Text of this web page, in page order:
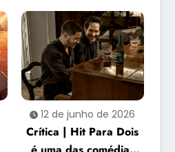
12 de junho de 2026
Crítica | Hit Para Dois